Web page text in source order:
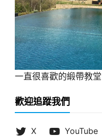
一直很喜歡的緞帶教
歡迎追蹤我們
X YouTube